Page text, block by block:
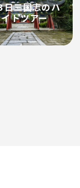
日三国志のハ
トツアー